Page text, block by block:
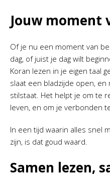
Jouw moment
Of je nu een moment van
dag, of juist je dag wilt
Koran lezen in je eigen taal
slaat een bladzijde open,
stilstaat. Het helpt je om te
leven, en om je verbonden
In een tijd waarin alles snel
zijn, is dat goud waard.
Samen lezen,